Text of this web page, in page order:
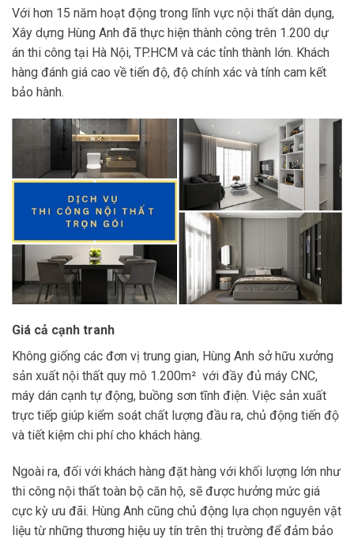
Với hơn 15 năm hoạt động trong lĩnh vực nội thất dân dụng,
Xây dựng Hùng Anh đã thực hiện thành công trên 1.200 dự
án thi công tại Hà Nội, TP.HCM và các tỉnh thành lớn. Khách
hàng đánh giá cao về tiến độ, độ chính xác và tính cam kết
bảo hành.
Giá cả cạnh tranh
Không giống các đơn vị trung gian, Hùng Anh sở hữu xưởng
sản xuất nội thất quy mô 1.200m² với đầy đủ máy CNC,
máy dán cạnh tự động, buồng sơn tĩnh điện. Việc sản xuất
trực tiếp giúp kiểm soát chất lượng đầu ra, chủ động tiến độ
và tiết kiệm chi phí cho khách hàng.
Ngoài ra, đối với khách hàng đặt hàng với khối lượng lớn như
thi công nội thất toàn bộ căn hộ, sẽ được hưởng mức giá
cực kỳ ưu đãi. Hùng Anh cũng chủ động lựa chọn nguyên vật
liệu từ những thương hiệu uy tín trên thị trường để đảm bảo